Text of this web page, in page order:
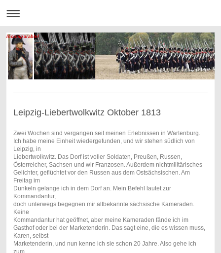
Incomparable!
Leipzig-Liebertwolkwitz Oktober 1813
Zwei Wochen sind vergangen seit meinen Erlebnissen in Wartenburg.
Ich habe meine Einheit wiedergefunden, und wir stehen südlich von
Leipzig, in
Liebertwolkwitz. Das Dorf ist voller Soldaten, Preußen, Russen,
Österreicher, Sachsen und wir Franzosen. Außerdem nichtmilitärisches
Gelichter, geflüchtet vor den Russen aus dem Ostsächsischen. Am
Freitag im
Dunkeln gelange ich in dem Dorf an. Mein Befehl lautet zur
Kommandantur,
doch unterwegs begegnen mir altbekannte sächsische Kameraden.
Keine
Kommandantur hat geöffnet, aber meine Kameraden fände ich im
Gasthof oder bei der Marketenderin. Das sagt eine, die es wissen muss,
Karen, selbst
Marketenderin, und nun kenne ich sie schon 20 Jahre. Also gehe ich
zum